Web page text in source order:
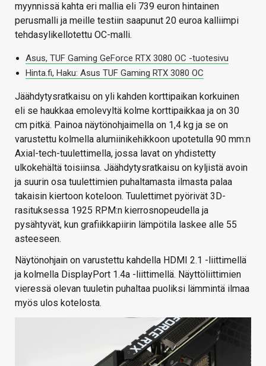
myynnissä kahta eri mallia eli 739 euron hintainen
perusmalli ja meille testiin saapunut 20 euroa kalliimpi
tehdasylikellotettu OC-malli.
Asus, TUF Gaming GeForce RTX 3080 OC -tuotesivu
Hinta.fi, Haku: Asus TUF Gaming RTX 3080 OC
Jäähdytysratkaisu on yli kahden korttipaikan korkuinen
eli se haukkaa emolevyltä kolme korttipaikkaa ja on 30
cm pitkä. Painoa näytönohjaimella on 1,4 kg ja se on
varustettu kolmella alumiinikehikkoon upotetulla 90 mm:n
Axial-tech-tuulettimella, jossa lavat on yhdistetty
ulkokehältä toisiinsa. Jäähdytysratkaisu on kyljistä avoin
ja suurin osa tuulettimien puhaltamasta ilmasta palaa
takaisin kiertoon koteloon. Tuulettimet pyörivät 3D-
rasituksessa 1925 RPM:n kierrosnopeudella ja
pysähtyvät, kun grafiikkapiirin lämpötila laskee alle 55
asteeseen.
Näytönohjain on varustettu kahdella HDMI 2.1 -liittimellä
ja kolmella DisplayPort 1.4a -liittimellä. Näyttöliittimien
vieressä olevan tuuletin puhaltaa puoliksi lämmintä ilmaa
myös ulos kotelosta.